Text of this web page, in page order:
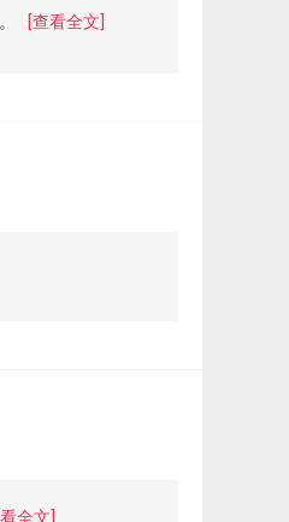
[查看全文]
全文]